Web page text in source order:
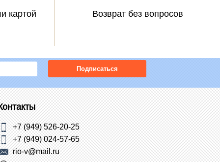
картой Возврат без вопросов
Подписаться
+7 (949) 526-20-25
+7 (949) 024-57-65
rio-v@mail.ru